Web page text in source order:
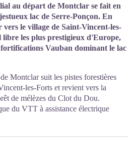
au départ de Montclar se fait en
lac de Serre-Ponçon. En
le village de Saint-Vincent-les-
libre les plus prestigieux d'Europe,
Vauban dominant le lac
Montclar suit les pistes forestières
les-Forts et revient vers la
de mélèzes du Clot du Dou.
du VTT à assistance électrique